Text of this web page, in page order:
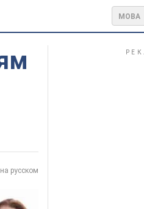
МОВА
русском